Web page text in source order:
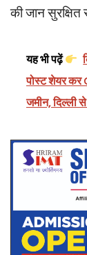
की जान
यह भी पढ़ें
पोस्ट शेयर कर
जमीन, दिल्ली